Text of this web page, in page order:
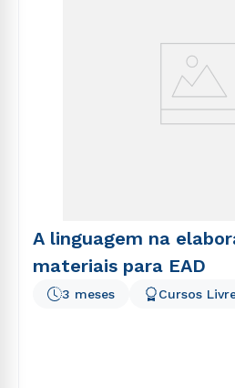
A linguagem na
materiais para EAD
3 meses Cursos